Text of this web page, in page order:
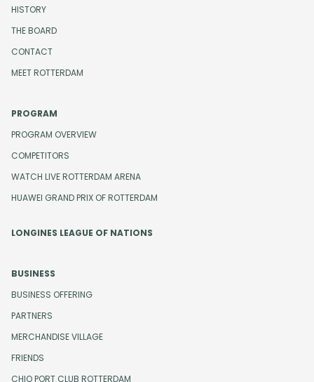
HISTORY
THE BOARD
CONTACT
MEET ROTTERDAM
PROGRAM
PROGRAM OVERVIEW
COMPETITORS
WATCH LIVE ROTTERDAM ARENA
HUAWEI GRAND PRIX OF ROTTERDAM
LONGINES LEAGUE OF NATIONS
BUSINESS
BUSINESS OFFERING
PARTNERS
MERCHANDISE VILLAGE
FRIENDS
CHIO PORT CLUB ROTTERDAM